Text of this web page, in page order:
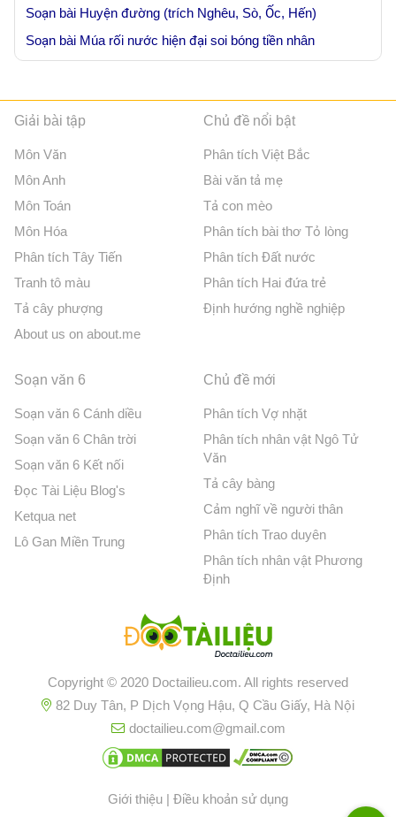
Soạn bài Huyện đường (trích Nghêu, Sò, Ốc, Hến)
Soạn bài Múa rối nước hiện đại soi bóng tiền nhân
Giải bài tập
Môn Văn
Môn Anh
Môn Toán
Môn Hóa
Phân tích Tây Tiến
Tranh tô màu
Tả cây phượng
About us on about.me
Chủ đề nổi bật
Phân tích Việt Bắc
Bài văn tả mẹ
Tả con mèo
Phân tích bài thơ Tỏ lòng
Phân tích Đất nước
Phân tích Hai đứa trẻ
Định hướng nghề nghiệp
Soạn văn 6
Soạn văn 6 Cánh diều
Soạn văn 6 Chân trời
Soạn văn 6 Kết nối
Đọc Tài Liệu Blog's
Ketqua net
Lô Gan Miền Trung
Chủ đề mới
Phân tích Vợ nhặt
Phân tích nhân vật Ngô Tử
Văn
Tả cây bàng
Cảm nghĩ về người thân
Phân tích Trao duyên
Phân tích nhân vật Phương
Định
Copyright © 2020 Doctailieu.com. All rights reserved
82 Duy Tân, P Dịch Vọng Hậu, Q Cầu Giấy, Hà Nội
doctailieu.com@gmail.com
Giới thiệu | Điều khoản sử dụng